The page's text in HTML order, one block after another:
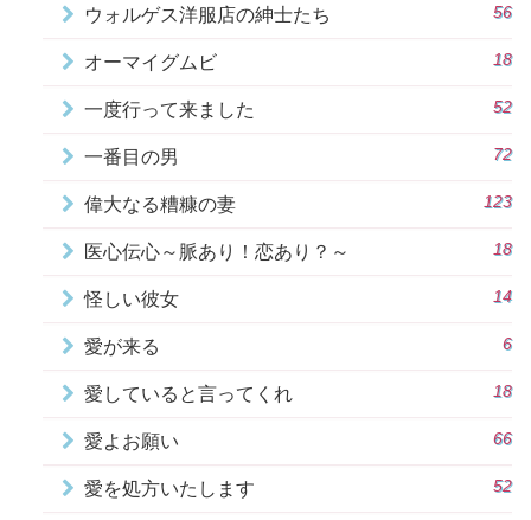
ウォルゲス洋服店の紳士たち 56
オーマイグムビ 18
一度行って来ました 52
一番目の男 72
偉大なる糟糠の妻 123
医心伝心～脈あり！恋あり？～ 18
怪しい彼女 14
愛が来る 6
愛していると言ってくれ 18
愛よお願い 66
愛を処方いたします 52